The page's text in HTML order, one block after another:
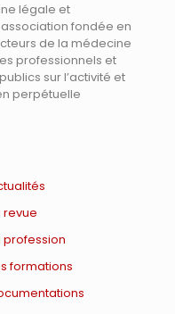
légale et
fondée en
de la médecine
professionnels et
sur l’activité et
perpétuelle
revue
profession
formations